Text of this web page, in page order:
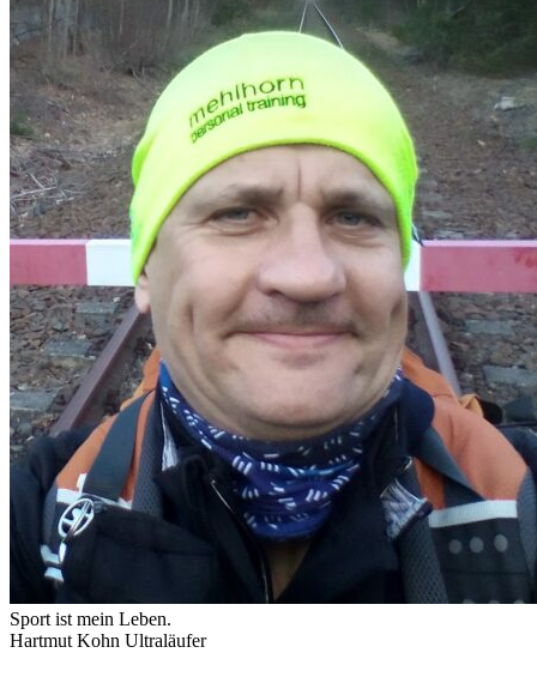
Sport ist mein Leben.
Hartmut Kohn Ultraläufer